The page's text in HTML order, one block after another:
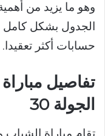
وهو ما يزيد من
الجدول بشكل كامل
حسابات أكثر تعقيدا.
تفاصيل
الجولة 30